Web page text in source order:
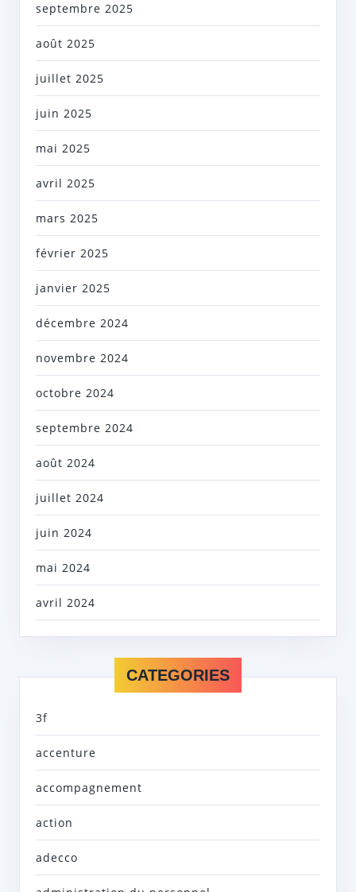
septembre 2025
août 2025
juillet 2025
juin 2025
mai 2025
avril 2025
mars 2025
février 2025
janvier 2025
décembre 2024
novembre 2024
octobre 2024
septembre 2024
août 2024
juillet 2024
juin 2024
mai 2024
avril 2024
CATEGORIES
3f
accenture
accompagnement
action
adecco